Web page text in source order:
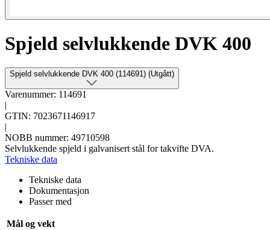
Spjeld selvlukkende DVK 400
Spjeld selvlukkende DVK 400 (114691) (Utgått)
Varenummer: 114691
GTIN: 7023671146917
NOBB nummer: 49710598
Selvlukkende spjeld i galvanisert stål for takvifte DVA.
Tekniske data
Tekniske data
Dokumentasjon
Passer med
Mål og vekt